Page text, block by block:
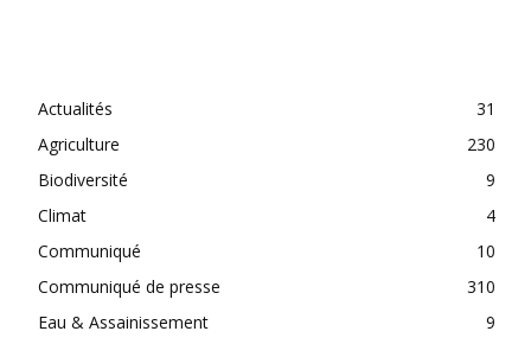
Actualités
31
Agriculture
230
Biodiversité
9
Climat
4
Communiqué
10
Communiqué de presse
310
Eau & Assainissement
9